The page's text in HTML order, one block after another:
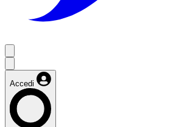
Accedi